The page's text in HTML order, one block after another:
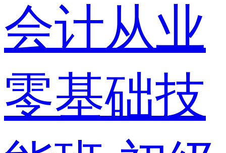
会计从业
零基础技